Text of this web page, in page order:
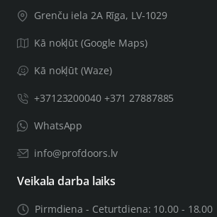
tai skaitā durvju vērtnes biezumu. Pēc
nokomplektēt preci vajadzīgā biezuma
Grenču iela 2A Rīga, LV-1029
Kā nokļūt (Google Maps)
Kā nokļūt (Waze)
+37123200040 +371 27887885
WhatsApp
info@profdoors.lv
Veikala darba laiks
Pirmdiena - Ceturtdiena: 10.00 - 18.00